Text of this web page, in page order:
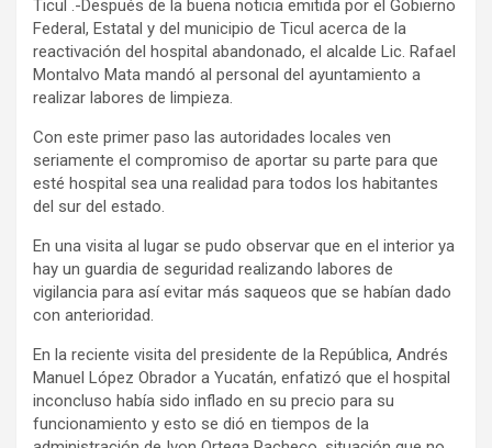
Ticul .-Después de la buena noticia emitida por el Gobierno
Federal, Estatal y del municipio de Ticul acerca de la
reactivación del hospital abandonado, el alcalde Lic. Rafael
Montalvo Mata mandó al personal del ayuntamiento a
realizar labores de limpieza.
Con este primer paso las autoridades locales ven
seriamente el compromiso de aportar su parte para que
esté hospital sea una realidad para todos los habitantes
del sur del estado.
En una visita al lugar se pudo observar que en el interior ya
hay un guardia de seguridad realizando labores de
vigilancia para así evitar más saqueos que se habían dado
con anterioridad.
En la reciente visita del presidente de la República, Andrés
Manuel López Obrador a Yucatán, enfatizó que el hospital
inconcluso había sido inflado en su precio para su
funcionamiento y esto se dió en tiempos de la